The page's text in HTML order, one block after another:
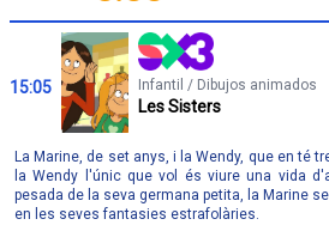
15:05 Infantil / Dibujos animados
Les Sisters
La Marine, de set anys, i la Wendy, que en té
la Wendy l'únic que vol és viure una vida
pesada de la seva germana petita, la Marine
en les seves fantasies estrafolàries.